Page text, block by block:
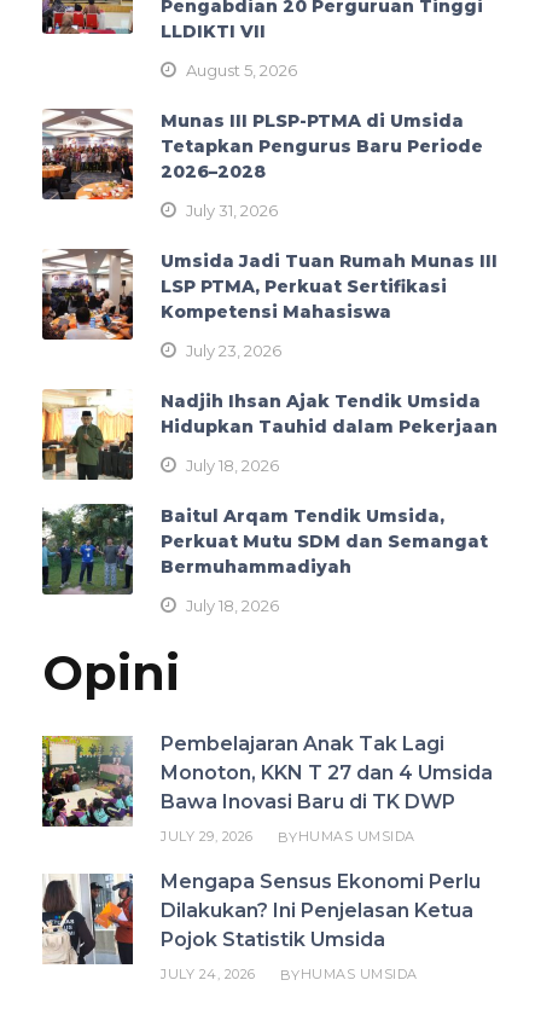
Pengabdian 20 Perguruan Tinggi
LLDIKTI VII
August 5, 2026
Munas III PLSP-PTMA di Umsida
Tetapkan Pengurus Baru Periode
2026–2028
July 31, 2026
Umsida Jadi Tuan Rumah Munas III
LSP PTMA, Perkuat Sertifikasi
Kompetensi Mahasiswa
July 23, 2026
Nadjih Ihsan Ajak Tendik Umsida
Hidupkan Tauhid dalam Pekerjaan
July 18, 2026
Baitul Arqam Tendik Umsida,
Perkuat Mutu SDM dan Semangat
Bermuhammadiyah
July 18, 2026
Opini
Pembelajaran Anak Tak Lagi
Monoton, KKN T 27 dan 4 Umsida
Bawa Inovasi Baru di TK DWP
JULY 29, 2026 BYHUMAS UMSIDA
Mengapa Sensus Ekonomi Perlu
Dilakukan? Ini Penjelasan Ketua
Pojok Statistik Umsida
JULY 24, 2026 BYHUMAS UMSIDA